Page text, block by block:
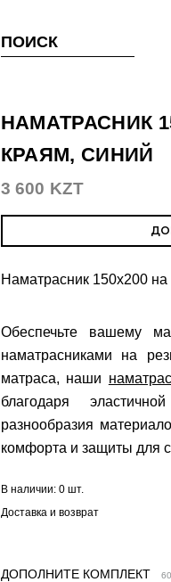
ПОИСК
НАМАТРАСНИК
КРАЯМ, СИНИЙ
3 600 KZT
Наматрасник 150х200 на
Обеспечьте вашему
наматрасниками на
матраса, наши
благодаря
разнообразия
комфорта и защиты для
В наличии: 0 шт.
Доставка и возврат
ДОПОЛНИТЕ КОМПЛЕКТ